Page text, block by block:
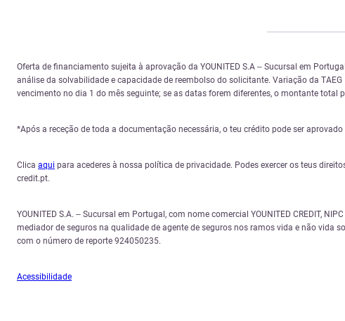
Oferta de financiamento sujeita à aprovação da YOUNITED S.A – Sucursal em
análise da solvabilidade e capacidade de reembolso do solicitante. Variação da
vencimento no dia 1 do mês seguinte; se as datas forem diferentes, o montante total
*Após a receção de toda a documentação necessária, o teu crédito pode ser
Clica aqui para acederes à nossa política de privacidade. Podes exercer os teus
credit.pt.
YOUNITED S.A. – Sucursal em Portugal, com nome comercial YOUNITED CREDIT,
mediador de seguros na qualidade de agente de seguros nos ramos vida e não vida
com o número de reporte 924050235.
Acessibilidade